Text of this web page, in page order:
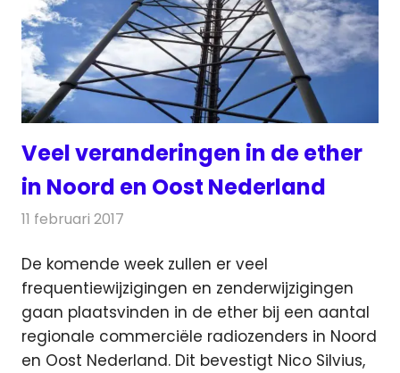
Veel veranderingen in de ether
in Noord en Oost Nederland
11 februari 2017
De komende week zullen er veel
frequentiewijzigingen en zenderwijzigingen
gaan plaatsvinden in de ether bij een aantal
regionale commerciële radiozenders in Noord
en Oost Nederland. Dit bevestigt Nico Silvius,